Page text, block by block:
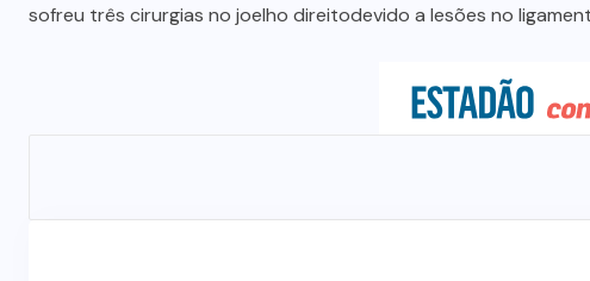
sofreu três cirurgias no joelho direitodevido a lesões no